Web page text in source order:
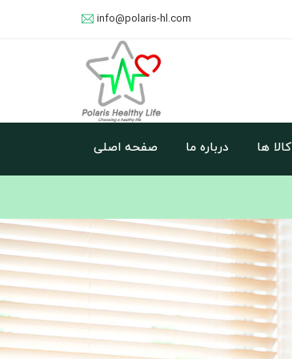
info@polaris-hl.com
صفحه اصلی درباره ما کالا ها